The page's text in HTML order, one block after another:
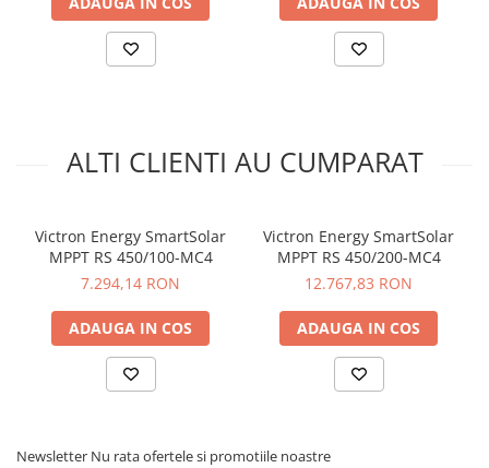
Voltaj Baterie: 12/24/48V;
Curent maxim de incarcare: 100A;
Putere nominala fotovoltaica: 12V-1450W, 24V-2900W, 48V-
Temperatura de operare -30 to +60°C;
Dimensiune (mm) 216 x 295 x 103;
Fisa
tehnica:https://www.victronenergy.com/upload/documents/
BlueSolar-charge-controller-MPPT-250-70,-150-100-&-250-100-
VE.Can-EN.pdf
Va rugam sa consultati cartea tehnica pentru detalii
complete!
ALTI CLIENTI AU CUMPARAT
Victron Energy SmartSolar
MPPT RS 450/100-MC4
7.294,14 RON
ADAUGA IN COS
Victron Energy SmartSolar
MPPT RS 450/200-MC4
12.767,83 RON
ADAUGA IN COS
Newsletter Nu rata ofertele si promotiile noastre